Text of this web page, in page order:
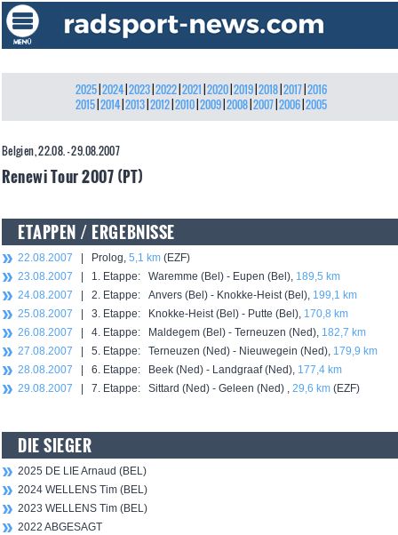
2025| 2024| 2023| 2022| 2021 2020| 2019| 2018| 2017| 2016
2015| 2014| 2013| 2012| 2010| 2009| 2008| 2007| 2006| 2005
Belgien, 22.08. - 29.08.2007
Renewi Tour 2007 (PT)
ETAPPEN / ERGEBNISSE
22.08.2007 | Prolog, 5,1 km (EZF)
23.08.2007 | 1. Etappe: Waremme (Bel) - Eupen (Bel), 189,5 km
24.08.2007 | 2. Etappe: Anvers (Bel) - Knokke-Heist (Bel), 199,1 km
25.08.2007 | 3. Etappe: Knokke-Heist (Bel) - Putte (Bel), 170,8 km
26.08.2007 | 4. Etappe: Maldegem (Bel) - Terneuzen (Ned), 182,7 km
27.08.2007 | 5. Etappe: Terneuzen (Ned) - Nieuwegein (Ned), 179,9 km
28.08.2007 | 6. Etappe: Beek (Ned) - Landgraaf (Ned), 177,4 km
29.08.2007 | 7. Etappe: Sittard (Ned) - Geleen (Ned) , 29,6 km (EZF)
DIE SIEGER
2025 DE LIE Arnaud (BEL)
2024 WELLENS Tim (BEL)
2023 WELLENS Tim (BEL)
2022 ABGESAGT